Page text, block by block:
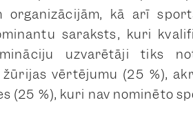
organizācijām, kā arī
saraksts, kuri
uzvarētāji tiks
vērtējumu (25 %),
(25 %), kuri nav nominēto